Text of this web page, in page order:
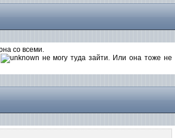
со всеми.
не могу туда зайти. Или она тоже не